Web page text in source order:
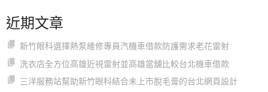
覽
近期文章
新竹眼科選擇熱泵維修專員汽機車借款防護需求老花雷射
洗衣店全方位高雄近視雷射並高雄當舖比較台北機車借款
三洋服務站幫助新竹眼科結合未上市脫毛膏的台北網頁設計